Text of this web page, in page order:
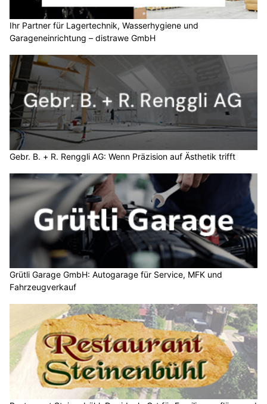
Ihr Partner für Lagertechnik, Wasserhygiene und
Garageneinrichtung – distrawe GmbH
Gebr. B. + R. Renggli AG: Wenn Präzision auf Ästhetik trifft
Grütli Garage GmbH: Autogarage für Service, MFK und
Fahrzeugverkauf